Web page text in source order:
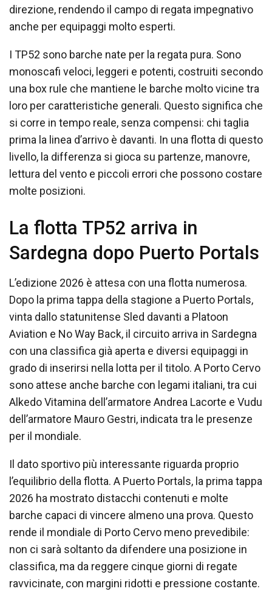
direzione, rendendo il campo di regata impegnativo
anche per equipaggi molto esperti.
I TP52 sono barche nate per la regata pura. Sono
monoscafi veloci, leggeri e potenti, costruiti secondo
una box rule che mantiene le barche molto vicine tra
loro per caratteristiche generali. Questo significa che
si corre in tempo reale, senza compensi: chi taglia
prima la linea d’arrivo è davanti. In una flotta di questo
livello, la differenza si gioca su partenze, manovre,
lettura del vento e piccoli errori che possono costare
molte posizioni.
La flotta TP52 arriva in
Sardegna dopo Puerto Portals
L’edizione 2026 è attesa con una flotta numerosa.
Dopo la prima tappa della stagione a Puerto Portals,
vinta dallo statunitense Sled davanti a Platoon
Aviation e No Way Back, il circuito arriva in Sardegna
con una classifica già aperta e diversi equipaggi in
grado di inserirsi nella lotta per il titolo. A Porto Cervo
sono attese anche barche con legami italiani, tra cui
Alkedo Vitamina dell’armatore Andrea Lacorte e Vudu
dell’armatore Mauro Gestri, indicata tra le presenze
per il mondiale.
Il dato sportivo più interessante riguarda proprio
l’equilibrio della flotta. A Puerto Portals, la prima tappa
2026 ha mostrato distacchi contenuti e molte
barche capaci di vincere almeno una prova. Questo
rende il mondiale di Porto Cervo meno prevedibile:
non ci sarà soltanto da difendere una posizione in
classifica, ma da reggere cinque giorni di regate
ravvicinate, con margini ridotti e pressione costante.